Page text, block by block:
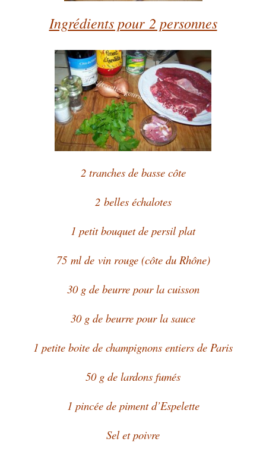
Ingrédients pour 2 personnes
2 tranches de basse côte
2 belles échalotes
1 petit bouquet de persil plat
75 ml de vin rouge (côte du Rhône)
30 g de beurre pour la cuisson
30 g de beurre pour la sauce
1 petite boite de champignons entiers de Paris
50 g de lardons fumés
1 pincée de piment d’Espelette
Sel et poivre